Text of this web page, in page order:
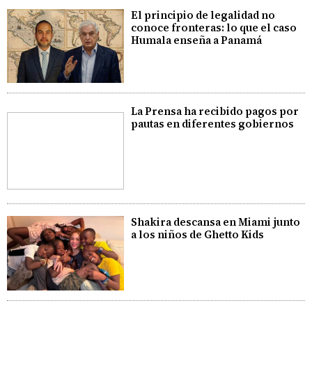
El principio de legalidad no
conoce fronteras: lo que el caso
Humala enseña a Panamá
La Prensa ha recibido pagos por
pautas en diferentes gobiernos
Shakira descansa en Miami junto
a los niños de Ghetto Kids